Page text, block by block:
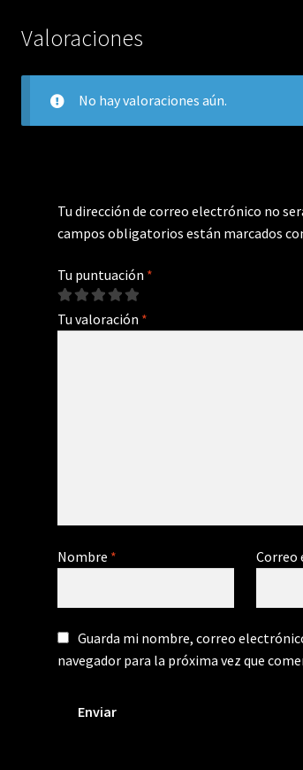
Valoraciones
No hay valoraciones aún.
Tu dirección de correo electrónico no
campos obligatorios están marcados
Tu puntuación *
Tu valoración *
Nombre * Correo
Guarda mi nombre, correo
navegador para la próxima vez que